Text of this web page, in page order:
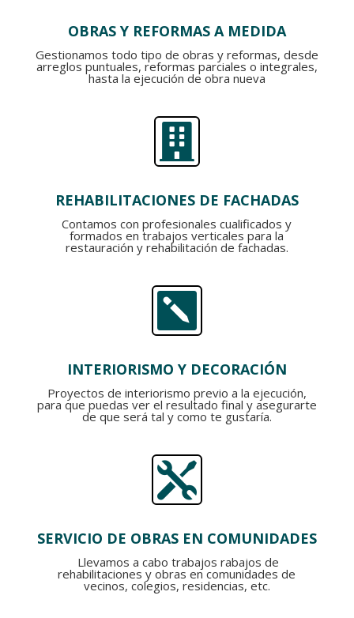
OBRAS Y REFORMAS A MEDIDA
Gestionamos todo tipo de obras y reformas, desde
arreglos puntuales, reformas parciales o integrales,
hasta la ejecución de obra nueva

REHABILITACIONES DE FACHADAS
Contamos con profesionales cualificados y
formados en trabajos verticales para la
restauración y rehabilitación de fachadas.

INTERIORISMO Y DECORACIÓN
Proyectos de interiorismo previo a la ejecución,
para que puedas ver el resultado final y asegurarte
de que será tal y como te gustaría.

SERVICIO DE OBRAS EN COMUNIDADES
Llevamos a cabo trabajos rabajos de
rehabilitaciones y obras en comunidades de
vecinos, colegios, residencias, etc.